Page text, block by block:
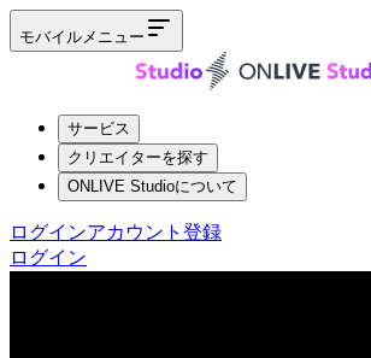
モバイルメニュー
サービス
クリエイターを探す
ONLIVE Studioについて
ログインアカウント登録
ログイン